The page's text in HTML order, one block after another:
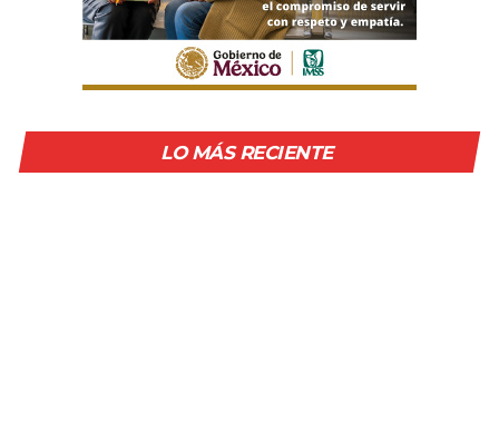
LO MÁS RECIENTE